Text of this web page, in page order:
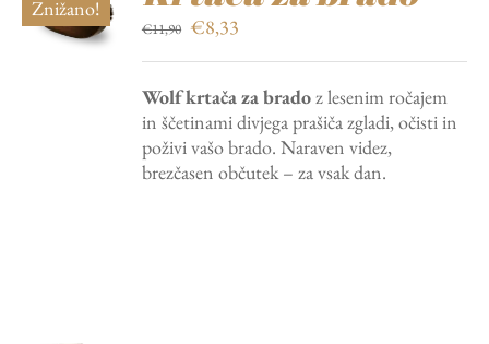
Znižano!
€11,90 Izvirna
bila:
€11,90.
€8,33
€8,33.
Wolf krtača za bradoz lesenim ročajem
in ščetinami divjega prašiča zgladi, očisti in
poživi vašo brado. Naraven videz,
brezčasen občutek – za vsak dan.